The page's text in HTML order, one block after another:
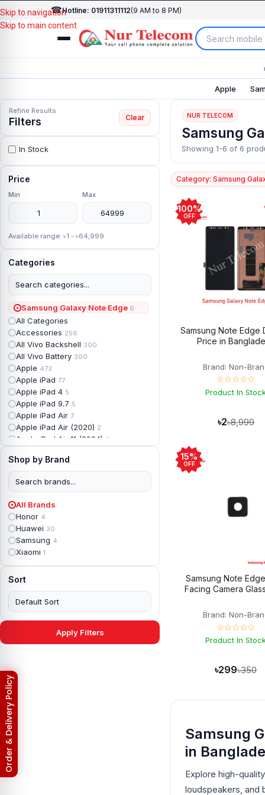
☎Hotline: 01911311112(9 AM to 8 PM)
Apple
Skip to navigation
Skip to main content
Refine Results
Filters Clear
In Stock
Price
Min Max
Available range: ৳1 - ৳64,999
Categories
Samsung Galaxy Note Edge 6
All Categories
Accessories 256
All Vivo Backshell 300
All Vivo Battery 300
Apple 473
Apple iPad 77
Apple iPad 4 5
Apple iPad 9.7 5
Apple iPad Air 7
Apple iPad Air (2020) 2
Apple iPad Air 11 (2024) 2
Apple iPad Backshell
Apple iPad Battery
Apple iPad Display
Apple iPad mini 2
Apple iPad Mini 3
Apple iPad mini 4
Apple iPad Pro 10.5
Apple iPad Pro 11
Apple iPad Pro 12.96
Apple iPad Pro 12.9 2nd Gen
Apple iPad Pro 9.7 (2016)6
Apple iPad Pro 9.7 (2018)
4
Asus ROG Phone 2
Asus ROG Phone 5 Pro
Asus ROG Phone 8 Pro
Shop by Brand
All Brands
Honor 4
Huawei 30
Samsung 4
Xiaomi 1
Sort
Apply Filters
NUR TELECOM
Samsung
Showing 1-6 of 6
Category: Samsung
100%
OFF
Samsung Note Edge
Price in
Brand: Non-
☆☆☆☆☆
Product In
৳2৳8,999
15%
OFF
Samsung Note
Facing Camera
Brand: Non-
☆☆☆☆☆
Product In
৳299৳350
Samsung
in
Explore high-
loudspeakers, and
Return & Refund Policy